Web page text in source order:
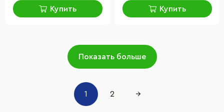
Купить Купить
Показать больше
1 2 →